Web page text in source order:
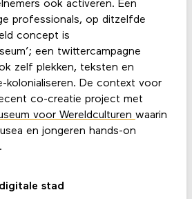
ook activeren. Een
professionals, op ditzelfde
concept is
een twittercampagne
zelf plekken, teksten en
kolonialiseren. De context voor
co-creatie project met
voor Wereldculturen waarin
en jongeren hands-on
stad